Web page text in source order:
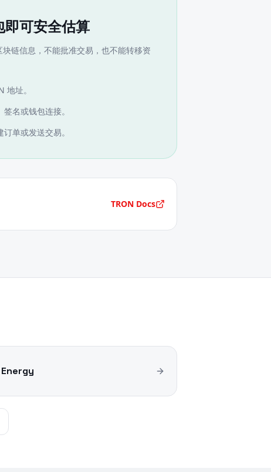
即可安全估算
链信息，不能批准交易，也不能转移资
地址。
名或钱包连接。
单或发送交易。
TRON Docs
Energy